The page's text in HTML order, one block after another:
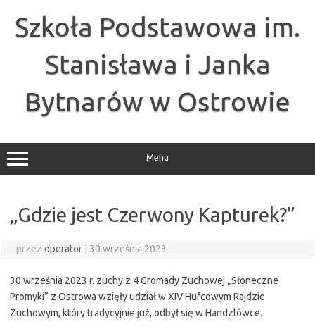
treściSzkoła Podstawowa im.
Stanisława i Janka
Bytnarów w Ostrowie
Menu
„Gdzie jest Czerwony Kapturek?”
przez operator 30 września 2023
30 września 2023 r. zuchy z 4 Gromady Zuchowej „Słoneczne
Promyki” z Ostrowa wzięły udział w XIV Hufcowym Rajdzie
Zuchowym, który tradycyjnie już, odbył się w Handzlówce.